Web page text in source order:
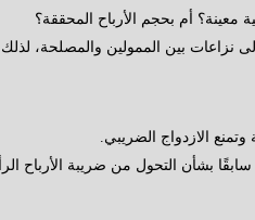
معينة؟ أم بحجم الأرباح المحققة؟
نزاعات بين الممولين والمصلحة،
الازدواج الضريبي.
بشأن التحول من ضريبة الأرباح